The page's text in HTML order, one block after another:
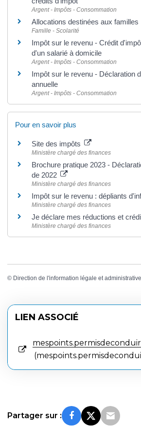
Argent - Impôts - Consommation
Allocations destinées aux familles
Famille - Scolarité
Impôt sur le revenu - Crédit
d'un salarié à domicile
Argent - Impôts - Consommation
Impôt sur le revenu - Déclaration
annuelle
Argent - Impôts - Consommation
Pour en savoir plus
Site des impôts
Ministère chargé des finances
Brochure pratique 2023 -
de 2022
Ministère chargé des finances
Impôt sur le revenu : dépliants
Ministère chargé des finances
Je déclare mes réductions et
Ministère chargé des finances
© Direction de l'information légale et administrative
LIEN ASSOCIÉ
Partager sur :